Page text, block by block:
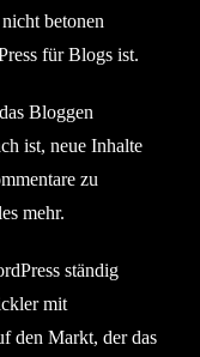
betonen
für Blogs ist.
Bloggen
ist, neue Inhalte
zu
mehr.
ständig
mit
den Markt, der das